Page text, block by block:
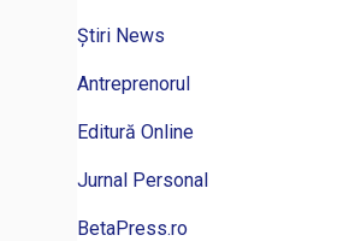
Știri News
Antreprenorul
Editură Online
Jurnal Personal
BetaPress.ro